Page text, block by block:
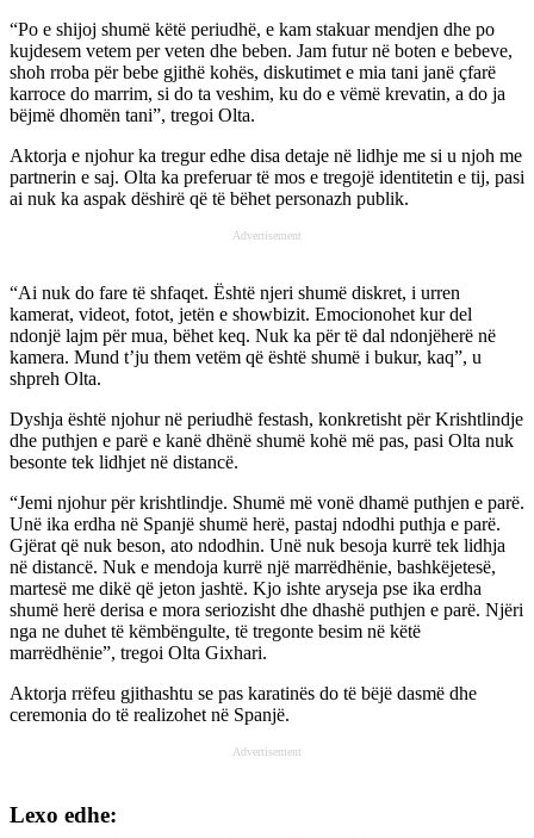
“Po e shijoj shumë këtë periudhë, e kam stakuar mendjen dhe po
kujdesem vetem per veten dhe beben. Jam futur në boten e bebeve,
shoh rroba për bebe gjithë kohës, diskutimet e mia tani janë çfarë
karroce do marrim, si do ta veshim, ku do e vëmë krevatin, a do ja
bëjmë dhomën tani”, tregoi Olta.
Aktorja e njohur ka tregur edhe disa detaje në lidhje me si u njoh me
partnerin e saj. Olta ka preferuar të mos e tregojë identitetin e tij, pasi
ai nuk ka aspak dëshirë që të bëhet personazh publik.
Advertisement
“Ai nuk do fare të shfaqet. Është njeri shumë diskret, i urren
kamerat, videot, fotot, jetën e showbizit. Emocionohet kur del
ndonjë lajm për mua, bëhet keq. Nuk ka për të dal ndonjëherë në
kamera. Mund t’ju them vetëm që është shumë i bukur, kaq”, u
shpreh Olta.
Dyshja është njohur në periudhë festash, konkretisht për Krishtlindje
dhe puthjen e parë e kanë dhënë shumë kohë më pas, pasi Olta nuk
besonte tek lidhjet në distancë.
“Jemi njohur për krishtlindje. Shumë më vonë dhamë puthjen e parë.
Unë ika erdha në Spanjë shumë herë, pastaj ndodhi puthja e parë.
Gjërat që nuk beson, ato ndodhin. Unë nuk besoja kurrë tek lidhja
në distancë. Nuk e mendoja kurrë një marrëdhënie, bashkëjetesë,
martesë me dikë që jeton jashtë. Kjo ishte aryseja pse ika erdha
shumë herë derisa e mora seriozisht dhe dhashë puthjen e parë. Njëri
nga ne duhet të këmbëngulte, të tregonte besim në këtë
marrëdhënie”, tregoi Olta Gixhari.
Aktorja rrëfeu gjithashtu se pas karatinës do të bëjë dasmë dhe
ceremonia do të realizohet në Spanjë.
Advertisement
Lexo edhe: